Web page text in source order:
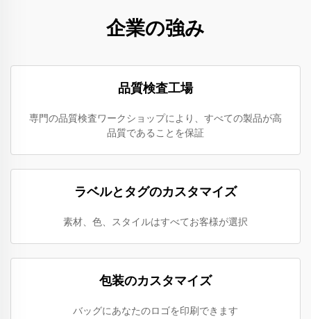
企業の強み
品質検査工場
専門の品質検査ワークショップにより、すべての製品が高
品質であることを保証
ラベルとタグのカスタマイズ
素材、色、スタイルはすべてお客様が選択
包装のカスタマイズ
バッグにあなたのロゴを印刷できます